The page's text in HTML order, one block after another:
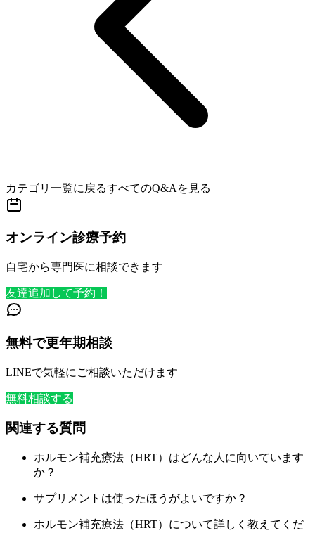
カテゴリ一覧に戻るすべてのQ&Aを見る
オンライン診療予約
自宅から専門医に相談できます
友達追加して予約！
無料で更年期相談
LINEで気軽にご相談いただけます
無料相談する
関連する質問
ホルモン補充療法（HRT）はどんな人に向いています
か？
サプリメントは使ったほうがよいですか？
ホルモン補充療法（HRT）について詳しく教えてくだ